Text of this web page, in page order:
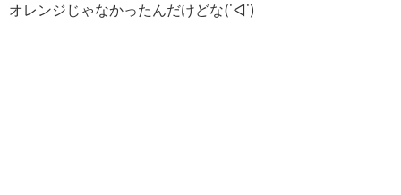
オレンジじゃなかったんだけどな(˙◁˙)